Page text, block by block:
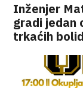
Inženjer
gradi jedan
trkaćih